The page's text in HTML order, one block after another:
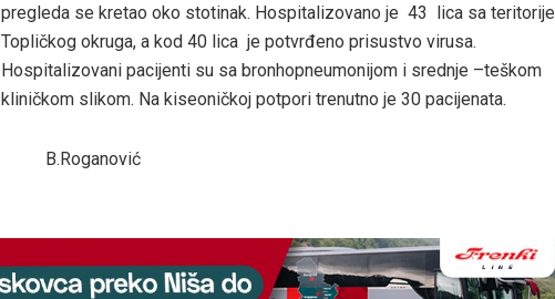
pregleda se kretao oko stotinak. Hospitalizovano je 43 lica sa teritorije
Topličkog okruga, a kod 40 lica je potvrđeno prisustvo virusa.
Hospitalizovani pacijenti su sa bronhopneumonijom i srednje –teškom
kliničkom slikom. Na kiseoničkoj potpori trenutno je 30 pacijenata.
B.Roganović